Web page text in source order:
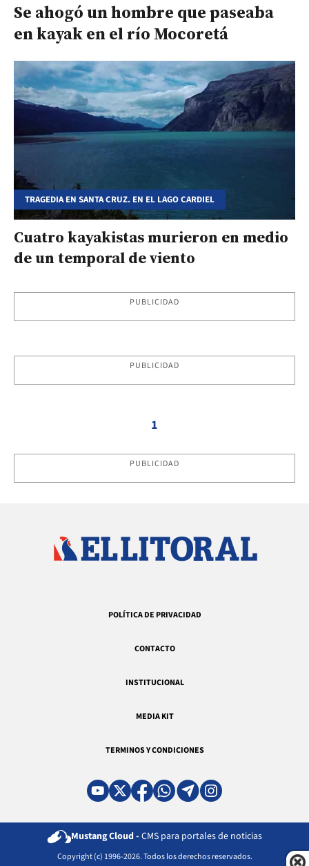
Se ahogó un hombre que paseaba
en kayak en el río Mocoretá
TRAGEDIA EN SANTA CRUZ. EN EL LAGO CARDIEL
Cuatro kayakistas murieron en medio
de un temporal de viento
PUBLICIDAD
PUBLICIDAD
1
PUBLICIDAD
POLÍTICA DE PRIVACIDAD
CONTACTO
INSTITUCIONAL
MEDIA KIT
TERMINOS Y CONDICIONES
Mustang Cloud - CMS para portales de noticias
Copyright (c) 1996-2026. Todos los derechos reservados.